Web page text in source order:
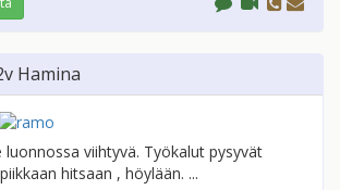
Hamina
luonnossa viihtyvä. Työkalut pysyvät
hitsaan , höylään. ...